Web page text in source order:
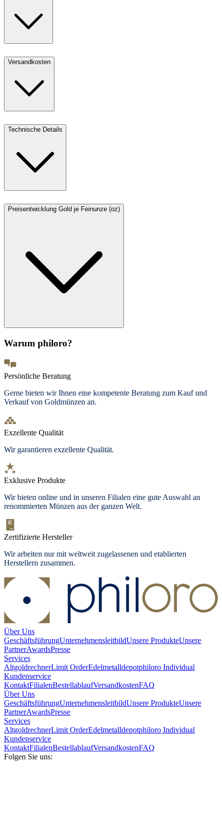
Versandkosten
Technische Details
Preisentwicklung Gold je Feinunze (oz)
Warum philoro?
Persönliche Beratung
Gerne bieten wir Ihnen eine kompetente Beratung zum Kauf und
Verkauf von Goldmünzen an.
Exzellente Qualität
Wir garantieren exzellente Qualität.
Exklusive Produkte
Wir bieten online und in unseren Filialen eine gute Auswahl an
renommierten Münzen aus der ganzen Welt.
Zertifizierte Hersteller
Wir arbeiten nur mit weltweit zugelassenen und etablierten
Herstellern zusammen.
Über Uns
GeschäftsführungUnternehmensleitbildUnsere ProdukteUnsere
PartnerAwardsPresse
Services
AltgoldrechnerLimit OrderEdelmetalldepotphiloro Individual
Kundenservice
KontaktFilialenBestellablaufVersandkostenFAQ
Über Uns
GeschäftsführungUnternehmensleitbildUnsere ProdukteUnsere
PartnerAwardsPresse
Services
AltgoldrechnerLimit OrderEdelmetalldepotphiloro Individual
Kundenservice
KontaktFilialenBestellablaufVersandkostenFAQ
Folgen Sie uns: